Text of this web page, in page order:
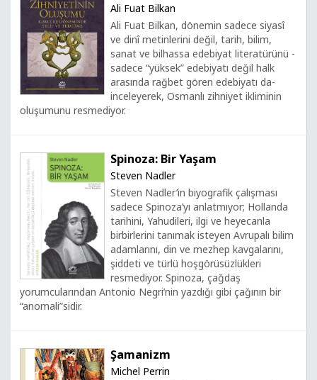
Ali Fuat Bilkan
Ali Fuat Bilkan, dönemin sadece siyasî
ve dinî metinlerini değil, tarih, bilim,
sanat ve bilhassa edebiyat literatürünü -
sadece “yüksek” edebiyatı değil halk
arasında rağbet gören edebiyatı da-
inceleyerek, Osmanlı zihniyet ikliminin
oluşumunu resmediyor.
Spinoza: Bir Yaşam
Steven Nadler
Steven Nadler’in biyografik çalışması
sadece Spinoza’yı anlatmıyor; Hollanda
tarihini, Yahudileri, ilgi ve heyecanla
birbirlerini tanımak isteyen Avrupalı bilim
adamlarını, din ve mezhep kavgalarını,
şiddeti ve türlü hoşgörüsüzlükleri
resmediyor. Spinoza, çağdaş
yorumcularından Antonio Negri’nin yazdığı gibi çağının bir
“anomali”sidir.
Şamanizm
Michel Perrin